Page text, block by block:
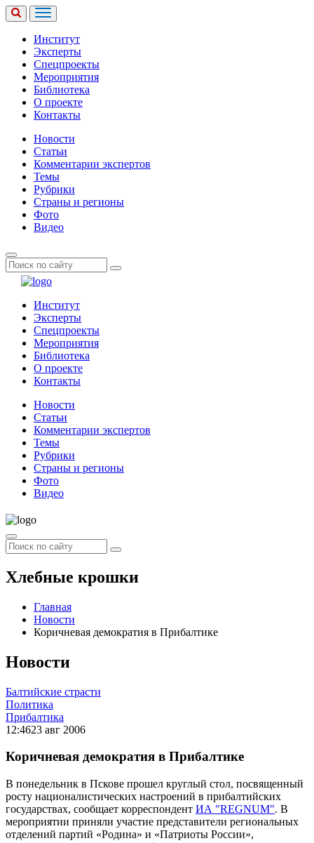
Институт
Эксперты
Спецпроекты
Мероприятия
Библиотека
О проекте
Контакты
Новости
Статьи
Комментарии экспертов
Темы
Рубрики
Страны и регионы
Фото
Видео
Институт
Эксперты
Спецпроекты
Мероприятия
Библиотека
О проекте
Контакты
Новости
Статьи
Комментарии экспертов
Темы
Рубрики
Страны и регионы
Фото
Видео
Хлебные крошки
Главная
Новости
Коричневая демократия в Прибалтике
Новости
Балтийские страсти
Политика
Прибалтика
12:4623 авг 2006
Коричневая демократия в Прибалтике
В понедельник в Пскове прошел круглый стол, посвященный
росту националистических настроений в прибалтийских
государствах, сообщает корреспондент ИА "REGNUM". В
мероприятии приняли участие представители региональных
отделений партий «Родина» и «Патриоты России»,